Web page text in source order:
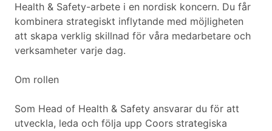
Health & Safety-arbete i en nordisk koncern. Du får
kombinera strategiskt inflytande med möjligheten
att skapa verklig skillnad för våra medarbetare och
verksamheter varje dag.
Om rollen
Som Head of Health & Safety ansvarar du för att
utveckla, leda och följa upp Coors strategiska